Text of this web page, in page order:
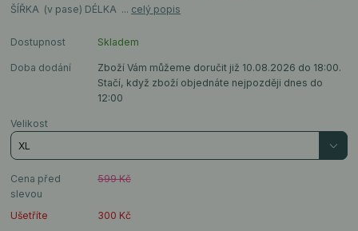
ŠÍŘKA (v pase) DÉLKA ... celý popis
Dostupnost Skladem
Doba dodání
Zboží Vám můžeme doručit již 10.08.2026 do 18:00.
Stačí, když zboží objednáte nejpozději dnes do
12:00
Velikost
Cena před
slevou
599 Kč
Ušetříte 300 Kč